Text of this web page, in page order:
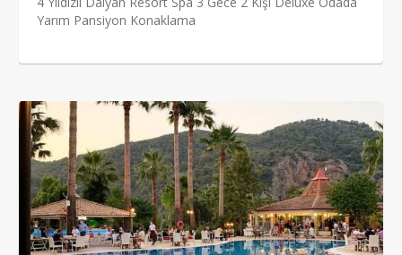
Yarım Pansiyon Konaklama